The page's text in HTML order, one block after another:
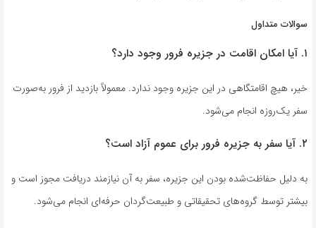
سوالات متداول
۱. آیا امکان اقامت در جزیره فرور وجود دارد؟
خیر، هیچ اقامتگاهی در این جزیره وجود ندارد. معمولاً بازدید از فرور به‌صورت
سفر یک‌روزه انجام می‌شود.
۲. آیا سفر به جزیره فرور برای عموم آزاد است؟
به دلیل حفاظت‌شده بودن این جزیره، سفر به آن نیازمند دریافت مجوز است و
بیشتر توسط گروه‌های تحقیقاتی و طبیعت‌گردان حرفه‌ای انجام می‌شود.